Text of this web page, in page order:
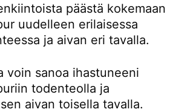
päästä kokemaan
uudelleen erilaisessa
ja aivan eri tavalla.
voin sanoa ihastuneeni
todenteolla ja
aivan toisella tavalla.